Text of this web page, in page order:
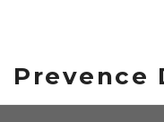
Prevence